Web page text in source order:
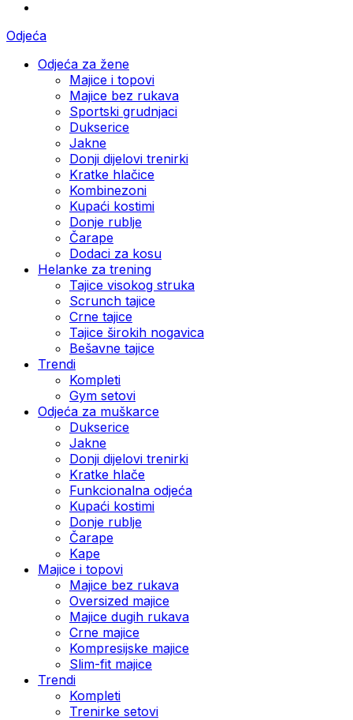
Odjeća
Odjeća za žene
Majice i topovi
Majice bez rukava
Sportski grudnjaci
Dukserice
Jakne
Donji dijelovi trenirki
Kratke hlačice
Kombinezoni
Kupaći kostimi
Donje rublje
Čarape
Dodaci za kosu
Helanke za trening
Tajice visokog struka
Scrunch tajice
Crne tajice
Tajice širokih nogavica
Bešavne tajice
Trendi
Kompleti
Gym setovi
Odjeća za muškarce
Dukserice
Jakne
Donji dijelovi trenirki
Kratke hlače
Funkcionalna odjeća
Kupaći kostimi
Donje rublje
Čarape
Kape
Majice i topovi
Majice bez rukava
Oversized majice
Majice dugih rukava
Crne majice
Kompresijske majice
Slim-fit majice
Trendi
Kompleti
Trenirke setovi